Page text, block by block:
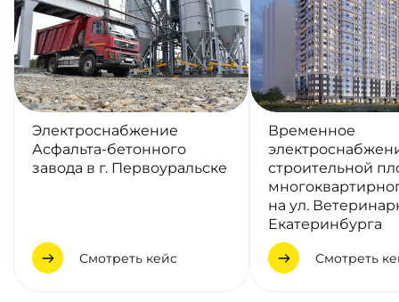
Электроснабжение
Асфальта-бетонного
завода в г. Первоуральске
Смотреть кейс
Временное
строительной
на ул.
Екатеринбурга
Смотреть